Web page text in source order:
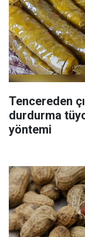
Tencereden
durdurma
yöntemi